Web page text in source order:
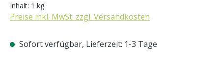
Inhalt: 1 kg
Preise inkl. MwSt. zzgl. Versandkosten
Sofort verfügbar, Lieferzeit: 1-3 Tage